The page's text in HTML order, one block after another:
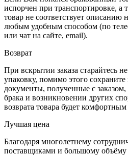
испорчен при транспортировке, а
товар не соответствует описанию
любым удобным способом (по
или чат на сайте, email).
Возврат
При вскрытии заказа старайтесь
упаковку, помимо этого
документы, полученные с
брака и возникновении других
возврата товара будет
Лучшая цена
Благодаря многолетнему
поставщиками и большому